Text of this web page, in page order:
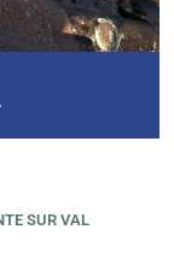
SUR VAL